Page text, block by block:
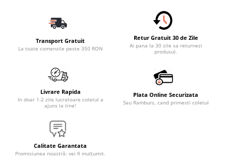
Incarcatoare Auto
Accesorii pentru Roti si Anvelope
Husa Anvelope
Organizatoare Auto
Iluminat Auto
Semnalizari
Accesorii LED
Transport Gratuit
La toate comenzile peste 350 RON
Retur Gratuit 30 de Zile
Ai pana la 30 zile sa returnezi
produsul.
Livrare Rapida
In doar 1-2 zile lucratoare coletul a
ajuns la tine!
Plata Online Securizata
Sau Ramburs, cand primesti coletul
Calitate Garantata
Promisiunea noastră: vei fi mulțumit.